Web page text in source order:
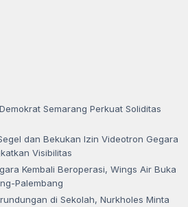
Semarang Perkuat Soliditas
dan Bekukan Izin Videotron Gegara
Visibilitas
Kembali Beroperasi, Wings Air Buka
Palembang
di Sekolah, Nurkholes Minta